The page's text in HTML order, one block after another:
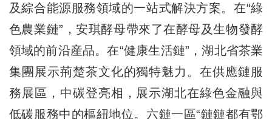
及綜合能源服務領域的一站式解決方案。在“綠
色農業鏈”，安琪酵母帶來了在酵母及生物發酵
領域的前沿産品。在“健康生活鏈”，湖北省茶業
集團展示荊楚茶文化的獨特魅力。在供應鏈服
務展區，中碳登亮相，展示湖北在綠色金融與
低碳服務中的樞紐地位。六鏈一區“鏈鏈都有鄂